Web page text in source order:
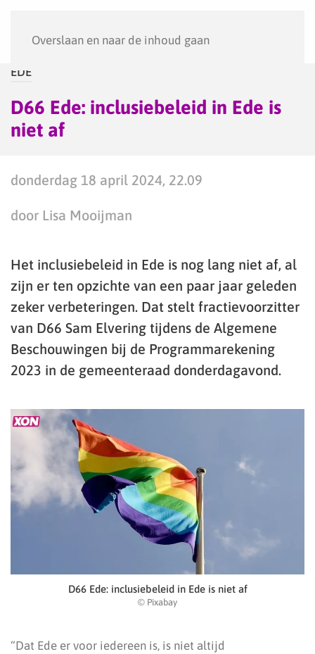
Overslaan en naar de inhoud gaan
EDE
D66 Ede: inclusiebeleid in Ede is
niet af
donderdag 18 april 2024, 22.09
door Lisa Mooijman
Het inclusiebeleid in Ede is nog lang niet af, al
zijn er ten opzichte van een paar jaar geleden
zeker verbeteringen. Dat stelt fractievoorzitter
van D66 Sam Elvering tijdens de Algemene
Beschouwingen bij de Programmarekening
2023 in de gemeenteraad donderdagavond.
D66 Ede: inclusiebeleid in Ede is niet af
© Pixabay
“Dat Ede er voor iedereen is, is niet altijd